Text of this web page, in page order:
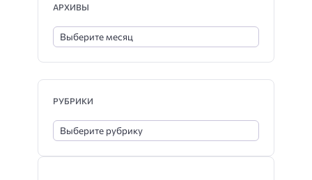
АРХИВЫ
РУБРИКИ